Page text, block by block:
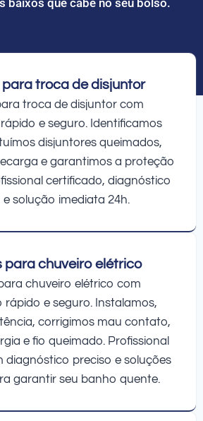
para troca de disjuntor
troca de disjuntor com
e seguro. Identificamos
disjuntores queimados,
e garantimos a proteção
certificado, diagnóstico
e solução imediata 24h.
para chuveiro elétrico
chuveiro elétrico com
e seguro. Instalamos,
corrigimos mau contato,
e fio queimado. Profissional
diagnóstico preciso e soluções
garantir seu banho quente.